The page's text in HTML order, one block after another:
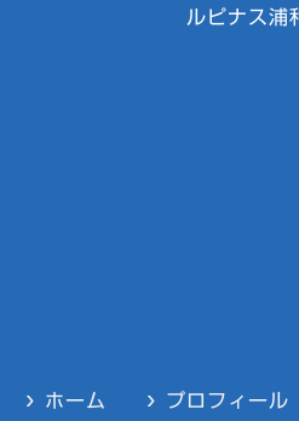
ルピナス
ホーム プロフィール